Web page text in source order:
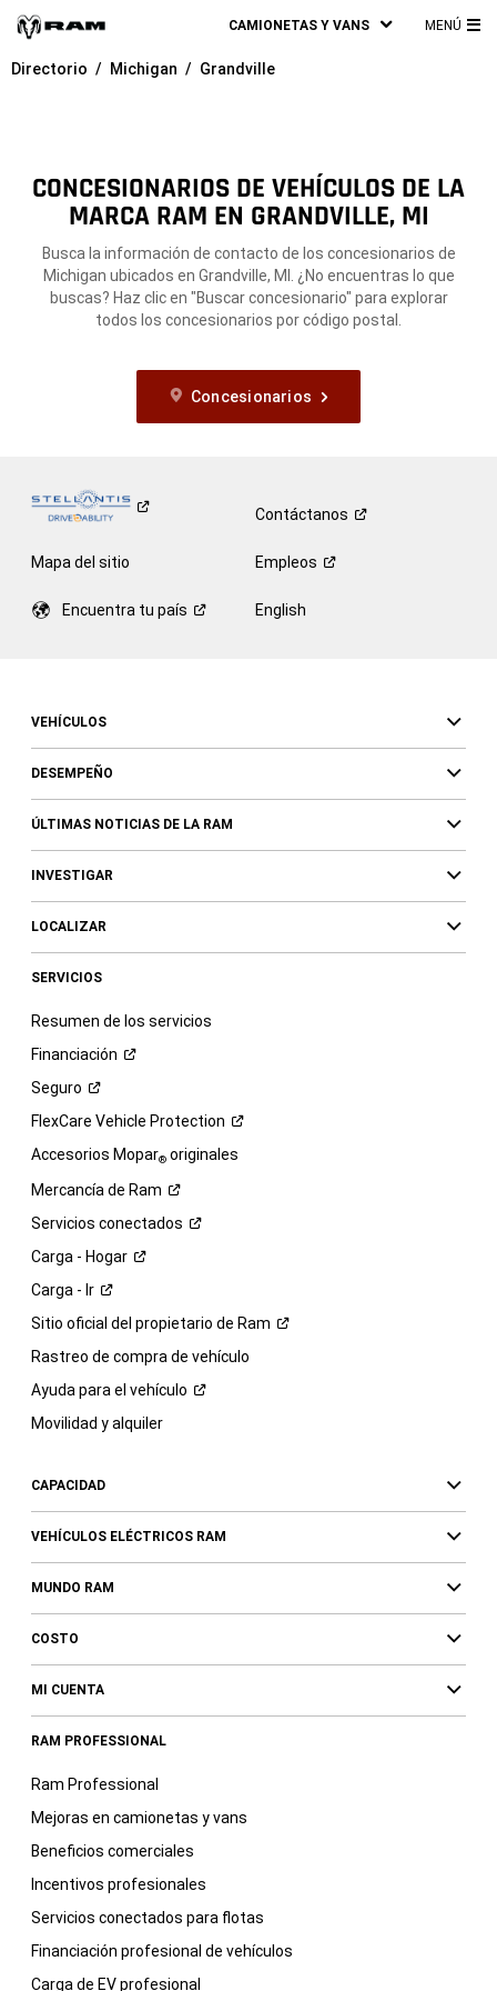
CAMIONETAS Y VANS MENÚ
Directorio Michigan Grandville
CONCESIONARIOS DE VEHÍCULOS DE LA
MARCA RAM EN GRANDVILLE, MI
Busca la información de contacto de los concesionarios de
Michigan ubicados en Grandville, MI. ¿No encuentras lo que
buscas? Haz clic en "Buscar concesionario" para explorar
todos los concesionarios por código postal.
Concesionarios
Contáctanos
Mapa del sitio Empleos
Encuentra tu país English
VEHÍCULOS
DESEMPEÑO
ÚLTIMAS NOTICIAS DE LA RAM
INVESTIGAR
LOCALIZAR
SERVICIOS
Resumen de los servicios
Financiación
Seguro
FlexCare Vehicle Protection
Accesorios Mopar®originales
Mercancía de Ram
Servicios conectados
Carga - Hogar
Carga - Ir
Sitio oficial del propietario de Ram
Rastreo de compra de vehículo
Ayuda para el vehículo
Movilidad y alquiler
CAPACIDAD
VEHÍCULOS ELÉCTRICOS RAM
MUNDO RAM
COSTO
MI CUENTA
RAM PROFESSIONAL
Ram Professional
Mejoras en camionetas y vans
Beneficios comerciales
Incentivos profesionales
Servicios conectados para flotas
Financiación profesional de vehículos
Carga de EV profesional